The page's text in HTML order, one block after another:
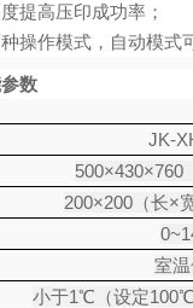
提高压印成功率；
操作模式，自动模式
数
JK-
500×430×760
200×200（长×
室温
小于1℃ （设定100℃